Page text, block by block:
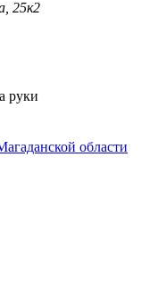
25к2
руки
области